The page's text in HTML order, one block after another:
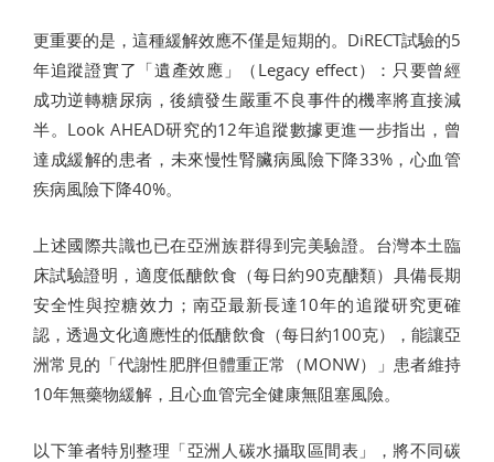
更重要的是，這種緩解效應不僅是短期的。DiRECT試驗的5
年追蹤證實了「遺產效應」（Legacy effect）：只要曾經
成功逆轉糖尿病，後續發生嚴重不良事件的機率將直接減
半。Look AHEAD研究的12年追蹤數據更進一步指出，曾
達成緩解的患者，未來慢性腎臟病風險下降33%，心血管
疾病風險下降40%。
上述國際共識也已在亞洲族群得到完美驗證。台灣本土臨
床試驗證明，適度低醣飲食（每日約90克醣類）具備長期
安全性與控糖效力；南亞最新長達10年的追蹤研究更確
認，透過文化適應性的低醣飲食（每日約100克），能讓亞
洲常見的「代謝性肥胖但體重正常（MONW）」患者維持
10年無藥物緩解，且心血管完全健康無阻塞風險。
以下筆者特別整理「亞洲人碳水攝取區間表」，將不同碳